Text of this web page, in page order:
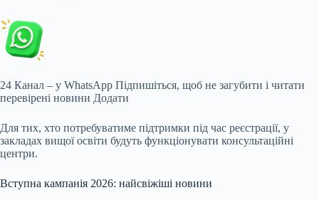
24 Канал – у WhatsApp Підпишіться, щоб не загубити і читати
перевірені новини Додати
Для тих, хто потребуватиме підтримки під час реєстрації, у
закладах вищої освіти будуть функціонувати консультаційні
центри.
Вступна кампанія 2026: найсвіжіші новини